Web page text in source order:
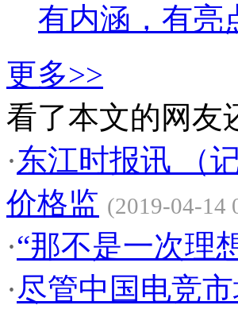
有内涵，有亮
更多>>
看了本文的网友
·东江时报讯 （
价格监 (2019-04-14
·“那不是一次理
·尽管中国电竞